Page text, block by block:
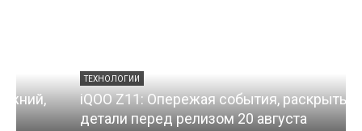
ТЕХНОЛОГИИ
iQOO Z11: Опережая события, раскрыты
детали перед релизом 20 августа